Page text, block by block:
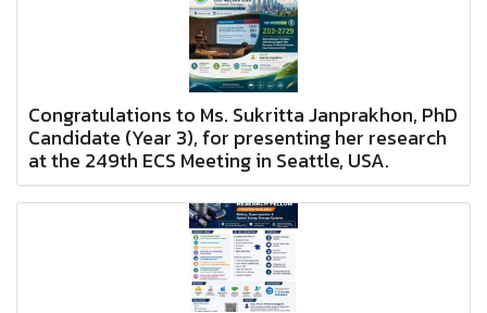
Congratulations to Ms. Sukritta Janprakhon, PhD
Candidate (Year 3), for presenting her research
at the 249th ECS Meeting in Seattle, USA.